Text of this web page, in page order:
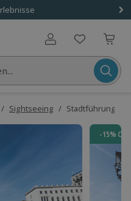
Benutzerkonto
/ Sightseeing / Stadtführung in
-15%